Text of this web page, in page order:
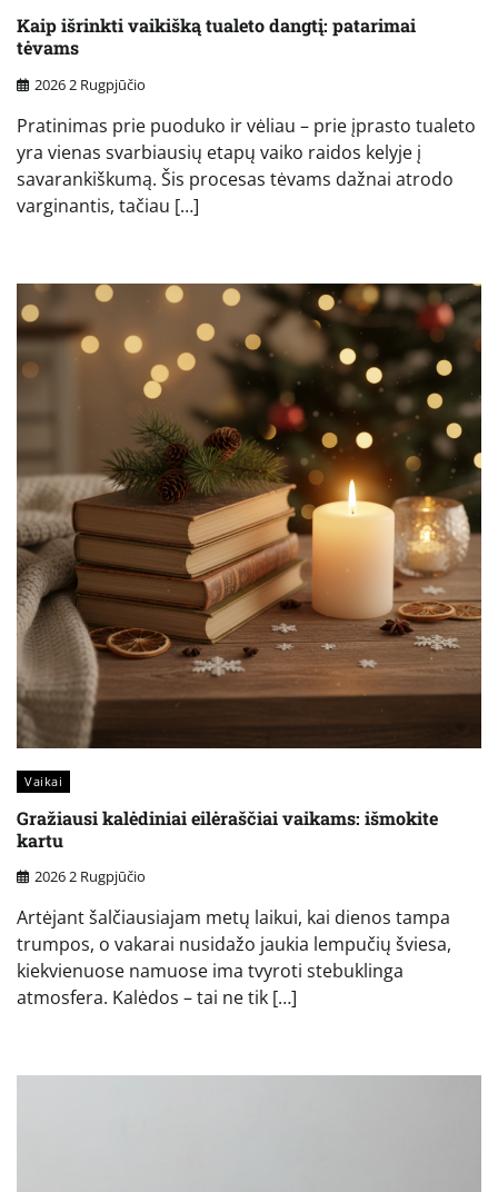
Kaip išrinkti vaikišką tualeto dangtį: patarimai
tėvams
2026 2 Rugpjūčio
Pratinimas prie puoduko ir vėliau – prie įprasto tualeto
yra vienas svarbiausių etapų vaiko raidos kelyje į
savarankiškumą. Šis procesas tėvams dažnai atrodo
varginantis, tačiau […]
Vaikai
Gražiausi kalėdiniai eilėraščiai vaikams: išmokite
kartu
2026 2 Rugpjūčio
Artėjant šalčiausiajam metų laikui, kai dienos tampa
trumpos, o vakarai nusidažo jaukia lempučių šviesa,
kiekvienuose namuose ima tvyroti stebuklinga
atmosfera. Kalėdos – tai ne tik […]